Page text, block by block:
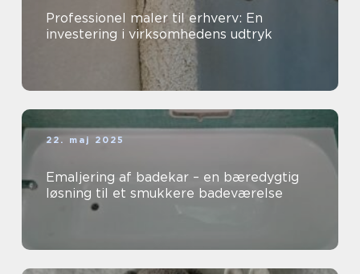
Professionel maler til erhverv: En
investering i virksomhedens udtryk
22. maj 2025
Emaljering af badekar – en bæredygtig
løsning til et smukkere badeværelse